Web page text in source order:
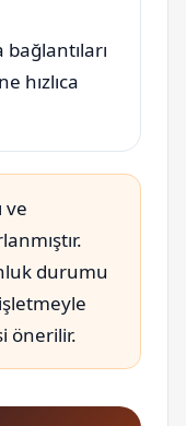
hızlıca
ve
durumu
önerilir.